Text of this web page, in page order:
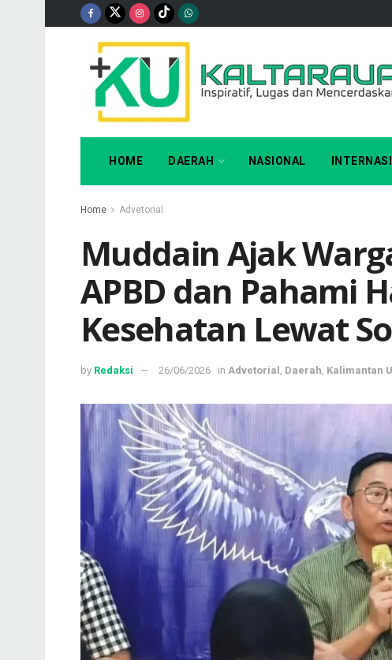
HOME DAERAH NASIONAL
Home Advetorial
Muddain Ajak
APBD dan Pahami
Kesehatan Lewat
by Redaksi 26/06/2026 in Advetorial Daerah Kalimantan